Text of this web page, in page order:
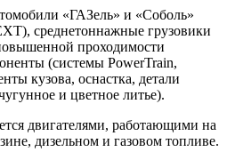
«ГАЗель» и «Соболь»
среднетоннажные грузовики
проходимости
(системы PowerTrain,
кузова, оснастка, детали
и цветное литье).
двигателями, работающими на
дизельном и газовом топливе.